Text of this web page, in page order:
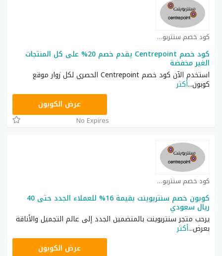
كود خصم سنتربوينت كوبون
كود خصم Centrepoint يقدم خصم 20% على كل المنتجات
الغير مخفضة
استخدم الآن كود خصم Centrepoint الحصري لكل زوار موقع
كوبون...أكثر
عرض الكوبون
No Expires
كود خصم سنتربوينت كوبون
كوبون خصم سنتربوينت بقيمة 16% للعملاء الجدد حتى 40
ريال سعودي
يرحب متجر سنتربوينت بالمنضمين الجدد إلى عالم التجميل والأناقة
بعرض...أكثر
عرض الكوبون